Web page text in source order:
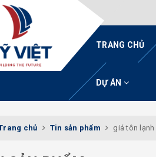
TRANG CHỦ
DỰ ÁN
chủ Tin sản phẩm giá tôn